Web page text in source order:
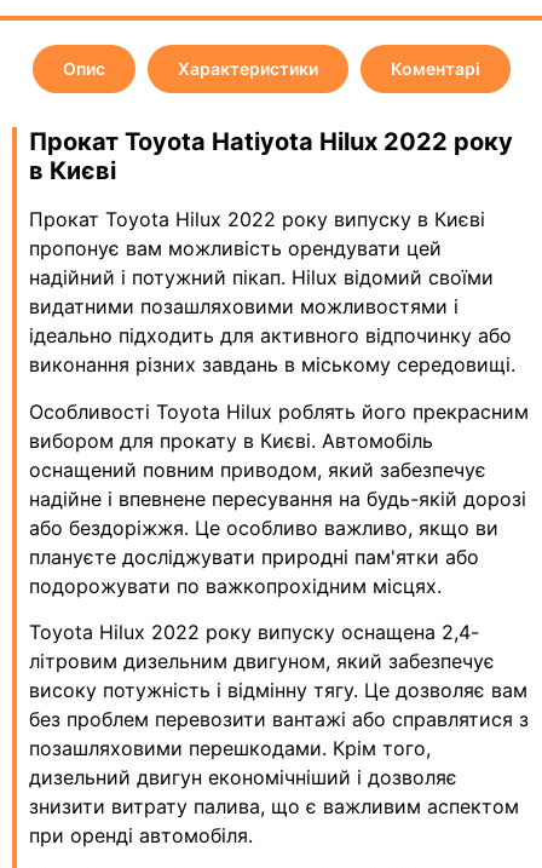
Опис Характеристики Коментарі
Прокат Toyota Hatiyota Hilux 2022 року
в Києві
Прокат Toyota Hilux 2022 року випуску в Києві
пропонує вам можливість орендувати цей
надійний і потужний пікап. Hilux відомий своїми
видатними позашляховими можливостями і
ідеально підходить для активного відпочинку або
виконання різних завдань в міському середовищі.
Особливості Toyota Hilux роблять його прекрасним
вибором для прокату в Києві. Автомобіль
оснащений повним приводом, який забезпечує
надійне і впевнене пересування на будь-якій дорозі
або бездоріжжя. Це особливо важливо, якщо ви
плануєте досліджувати природні пам'ятки або
подорожувати по важкопрохідним місцях.
Toyota Hilux 2022 року випуску оснащена 2,4-
літровим дизельним двигуном, який забезпечує
високу потужність і відмінну тягу. Це дозволяє вам
без проблем перевозити вантажі або справлятися з
позашляховими перешкодами. Крім того,
дизельний двигун економічніший і дозволяє
знизити витрату палива, що є важливим аспектом
при оренді автомобіля.